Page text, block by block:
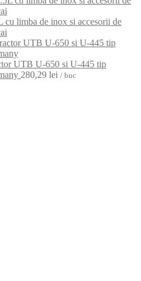
cu limba de inox si accesorii de
UTB U-650 si U-445 tip
280,29 lei / buc